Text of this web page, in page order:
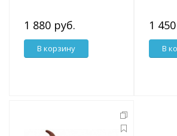
1 880 руб.
В корзину
1
В